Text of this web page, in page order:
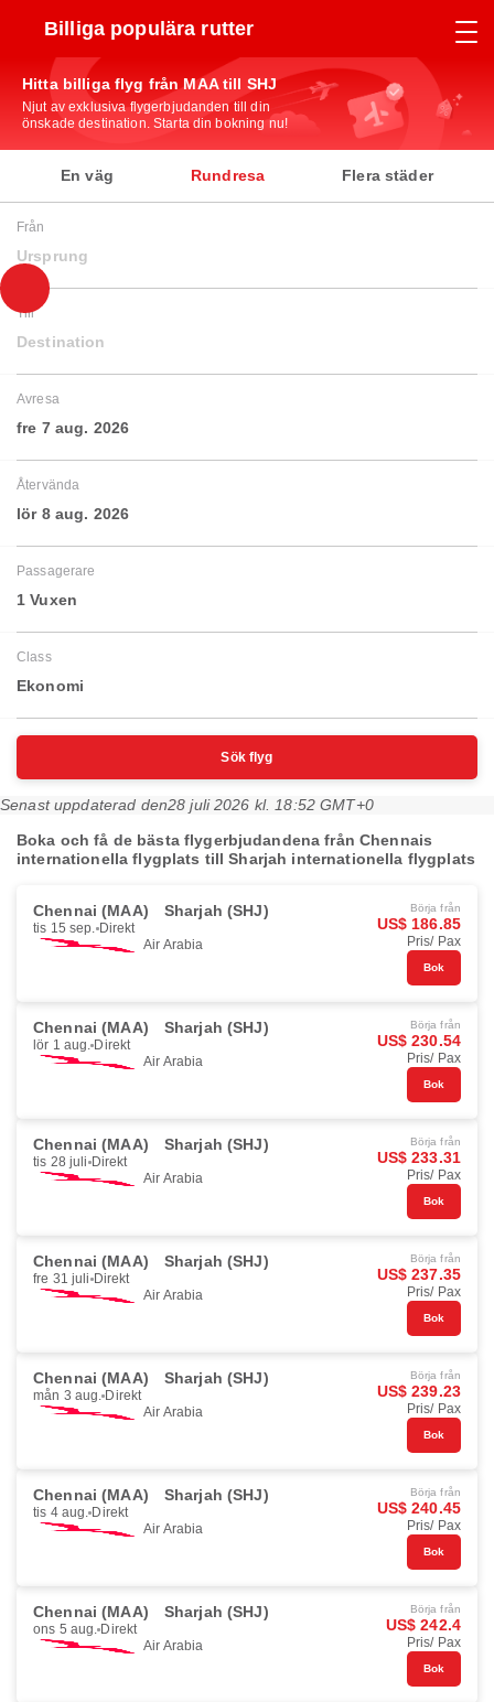
Billiga populära rutter
Hitta billiga flyg från MAA till SHJ
Njut av exklusiva flygerbjudanden till din
önskade destination. Starta din bokning nu!
En väg Rundresa Flera städer
Från
Ursprung
Till
Destination
Avresa
fre 7 aug. 2026
Återvända
lör 8 aug. 2026
Passagerare
1 Vuxen
Class
Ekonomi
Sök flyg
Senast uppdaterad den28 juli 2026 kl. 18:52 GMT+0
Boka och få de bästa flygerbjudandena från Chennais
internationella flygplats till Sharjah internationella flygplats
Chennai (MAA) Sharjah (SHJ)
tis 15 sep. Direkt
Air Arabia
Börja från
US$ 186.85
Pris/ Pax
Bok
Chennai (MAA) Sharjah (SHJ)
lör 1 aug. Direkt
Air Arabia
Börja från
US$ 230.54
Pris/ Pax
Bok
Chennai (MAA) Sharjah (SHJ)
tis 28 juli Direkt
Air Arabia
Börja från
US$ 233.31
Pris/ Pax
Bok
Chennai (MAA) Sharjah (SHJ)
fre 31 juli Direkt
Air Arabia
Börja från
US$ 237.35
Pris/ Pax
Bok
Chennai (MAA) Sharjah (SHJ)
mån 3 aug. Direkt
Air Arabia
Börja från
US$ 239.23
Pris/ Pax
Bok
Chennai (MAA) Sharjah (SHJ)
tis 4 aug. Direkt
Air Arabia
Börja från
US$ 240.45
Pris/ Pax
Bok
Chennai (MAA) Sharjah (SHJ)
ons 5 aug. Direkt
Air Arabia
Börja från
US$ 242.4
Pris/ Pax
Bok